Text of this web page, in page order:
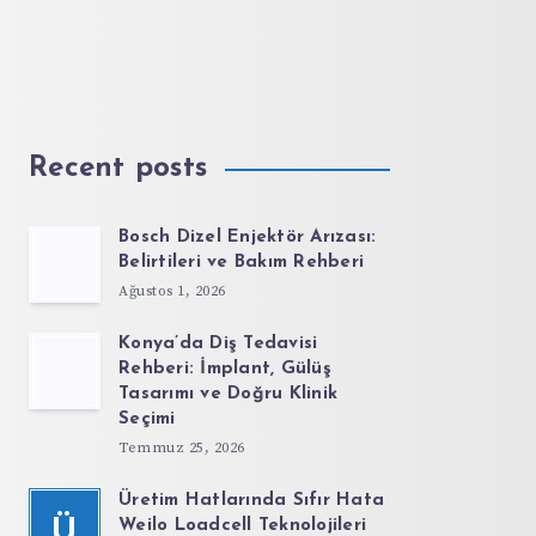
Recent posts
Bosch Dizel Enjektör Arızası:
Belirtileri ve Bakım Rehberi
Ağustos 1, 2026
Konya’da Diş Tedavisi
Rehberi: İmplant, Gülüş
Tasarımı ve Doğru Klinik
Seçimi
Temmuz 25, 2026
Üretim Hatlarında Sıfır Hata
Weilo Loadcell Teknolojileri